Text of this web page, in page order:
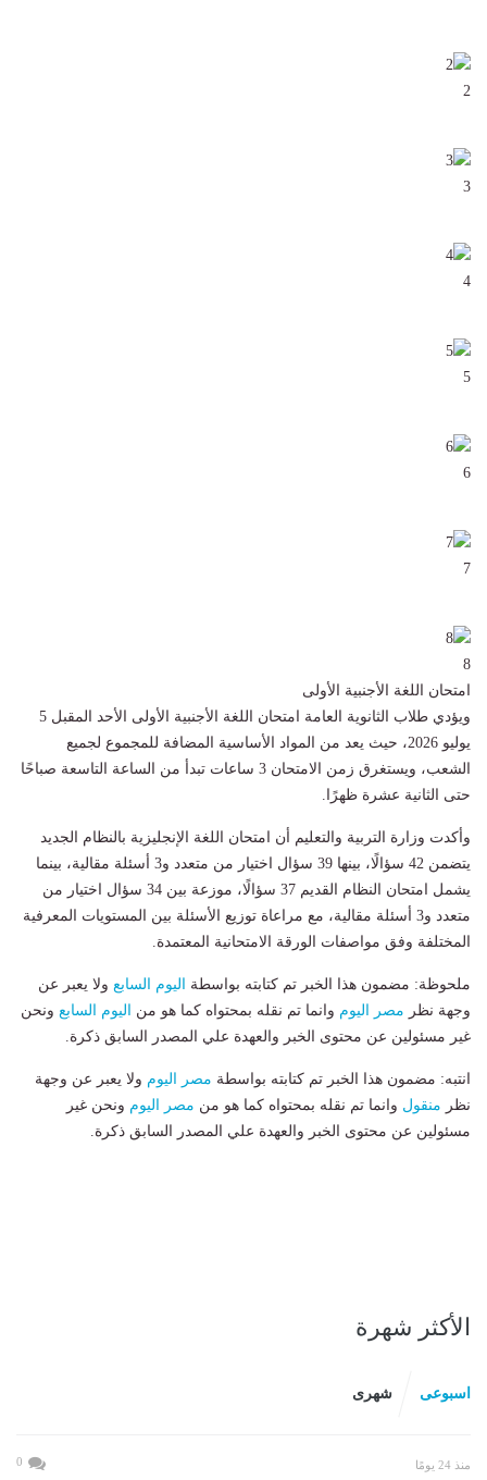
2
3
4
5
6
7
8
امتحان اللغة الأجنبية الأولى
ويؤدي طلاب الثانوية العامة امتحان اللغة الأجنبية الأولى الأحد المقبل 5
يوليو 2026، حيث يعد من المواد الأساسية المضافة للمجموع لجميع
الشعب، ويستغرق زمن الامتحان 3 ساعات تبدأ من الساعة التاسعة صباحًا
حتى الثانية عشرة ظهرًا.
وأكدت وزارة التربية والتعليم أن امتحان اللغة الإنجليزية بالنظام الجديد
يتضمن 42 سؤالًا، بينها 39 سؤال اختيار من متعدد و3 أسئلة مقالية، بينما
يشمل امتحان النظام القديم 37 سؤالًا، موزعة بين 34 سؤال اختيار من
متعدد و3 أسئلة مقالية، مع مراعاة توزيع الأسئلة بين المستويات المعرفية
المختلفة وفق مواصفات الورقة الامتحانية المعتمدة.
ملحوظة: مضمون هذا الخبر تم كتابته بواسطة اليوم السابع ولا يعبر عن
وجهة نظر مصر اليوم وانما تم نقله بمحتواه كما هو من اليوم السابع ونحن
غير مسئولين عن محتوى الخبر والعهدة علي المصدر السابق ذكرة.
انتبه: مضمون هذا الخبر تم كتابته بواسطة مصر اليوم ولا يعبر عن وجهة
نظر منقول وانما تم نقله بمحتواه كما هو من مصر اليوم ونحن غير
مسئولين عن محتوى الخبر والعهدة علي المصدر السابق ذكرة.
الأكثر شهرة
اسبوعى شهرى
منذ 24 يومًا 0